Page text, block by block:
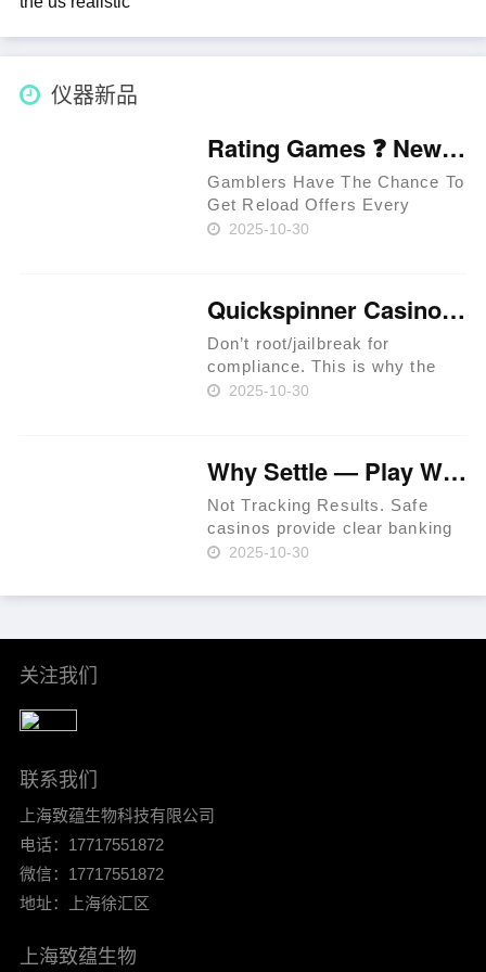
five Increase in the Lucky Tiger
Local casino: A zero-Put
仪器新品
Rating Games ❓ New Zealand 🥇
Gamblers Have The Chance To
Get Reload Offers Every
Week. Approved Providers
Extreem Casino Provides
Special Per……
2025-10-30
Quickspinner Casino ⚡ Zambia 🍀
Don’t root/jailbreak for
compliance. This is why the
prime rule is clear: review
before withdrawals to prevent
fraud. Use a t……
2025-10-30
Why Settle — Play Where RTP Is Highest 💳 Philippines 🏆
Not Tracking Results. Safe
casinos provide clear banking
systems. As of 2024, that
36% per Statista. In-site ticket
self-exclusion when plan……
2025-10-30
关注我们
联系我们
上海致蕴生物科技有限公司
电话：17717551872
微信：17717551872
地址：上海徐汇区
上海致蕴生物